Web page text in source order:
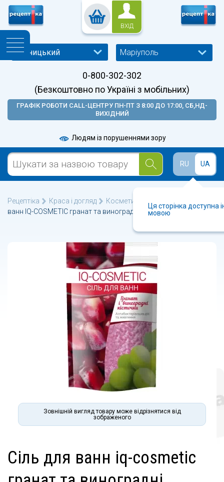
ВХІД
Маріуполь
0-800-302-302
(Безкоштовно по Україні з мобільних)
ГРАФІК РОБОТИ CALL-ЦЕНТРУ ПН-ПТ З 8:00 ДО 17:00, СБ,НД-
ВИХІДНИЙ
Людям із порушеннями зору
RU UA
Ця сторінка доступна
мовою
Рецептіка Краса і догляд Косметика для тіла
ванн IQ-COSMETIC гранат та виноградні кісточки 500г
Зовнішній вигляд товару може відрізнятися від
зображеного
сіль для ванн iq-cosmetic